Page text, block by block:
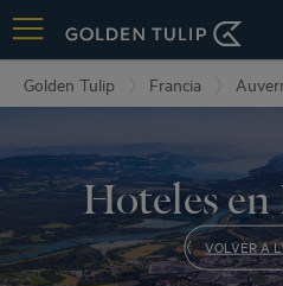
Golden Tulip Francia
Hoteles
VOLVER A